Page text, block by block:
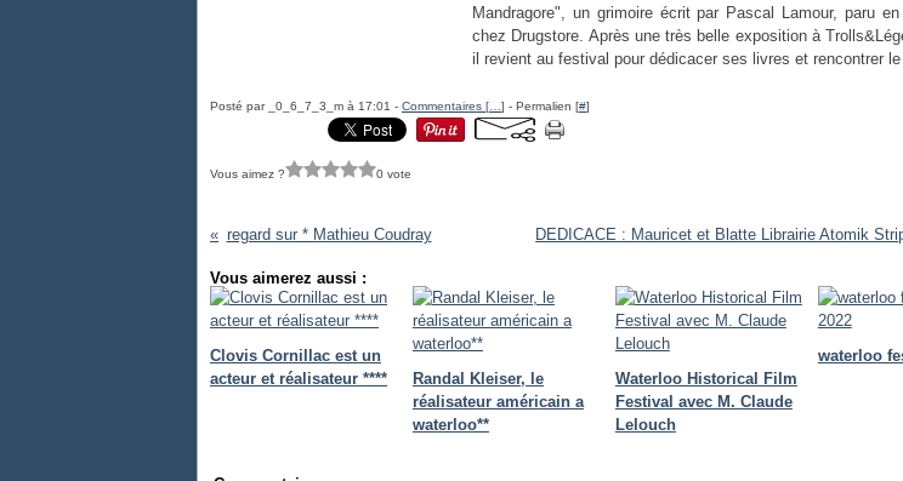
Mandragore", un grimoire écrit par Pascal Lamour, paru
chez Drugstore. Après une très belle exposition à
il revient au festival pour dédicacer ses livres et rencontrer
Posté par _0_6_7_3_m à 17:01 - Commentaires [ ] - Permalien [#]
Vous aimez ? 0 vote
regard sur * Mathieu Coudray DEDICACE : Mauricet et Blatte Librairie Atomik
Vous aimerez aussi :
Clovis Cornillac est un
acteur et réalisateur ****
Randal Kleiser, le
réalisateur américain a
waterloo**
Waterloo Historical Film
Festival avec M. Claude
Lelouch
waterloo